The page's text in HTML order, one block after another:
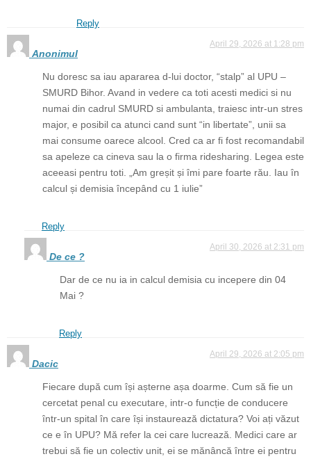
Reply
Anonimul
April 29, 2026 at 1:28 pm
Nu doresc sa iau apararea d-lui doctor, “stalp” al UPU –
SMURD Bihor. Avand in vedere ca toti acesti medici si nu
numai din cadrul SMURD si ambulanta, traiesc intr-un stres
major, e posibil ca atunci cand sunt “in libertate”, unii sa
mai consume oarece alcool. Cred ca ar fi fost recomandabil
sa apeleze ca cineva sau la o firma ridesharing. Legea este
aceeasi pentru toti. „Am greșit și îmi pare foarte rău. Iau în
calcul și demisia începând cu 1 iulie”
Reply
De ce ?
April 30, 2026 at 2:31 pm
Dar de ce nu ia in calcul demisia cu incepere din 04
Mai ?
Reply
Dacic
April 29, 2026 at 2:05 pm
Fiecare după cum își așterne așa doarme. Cum să fie un
cercetat penal cu executare, intr-o funcție de conducere
într-un spital în care își instaurează dictatura? Voi ați văzut
ce e în UPU? Mă refer la cei care lucrează. Medici care ar
trebui să fie un colectiv unit, ei se mănâncă între ei pentru